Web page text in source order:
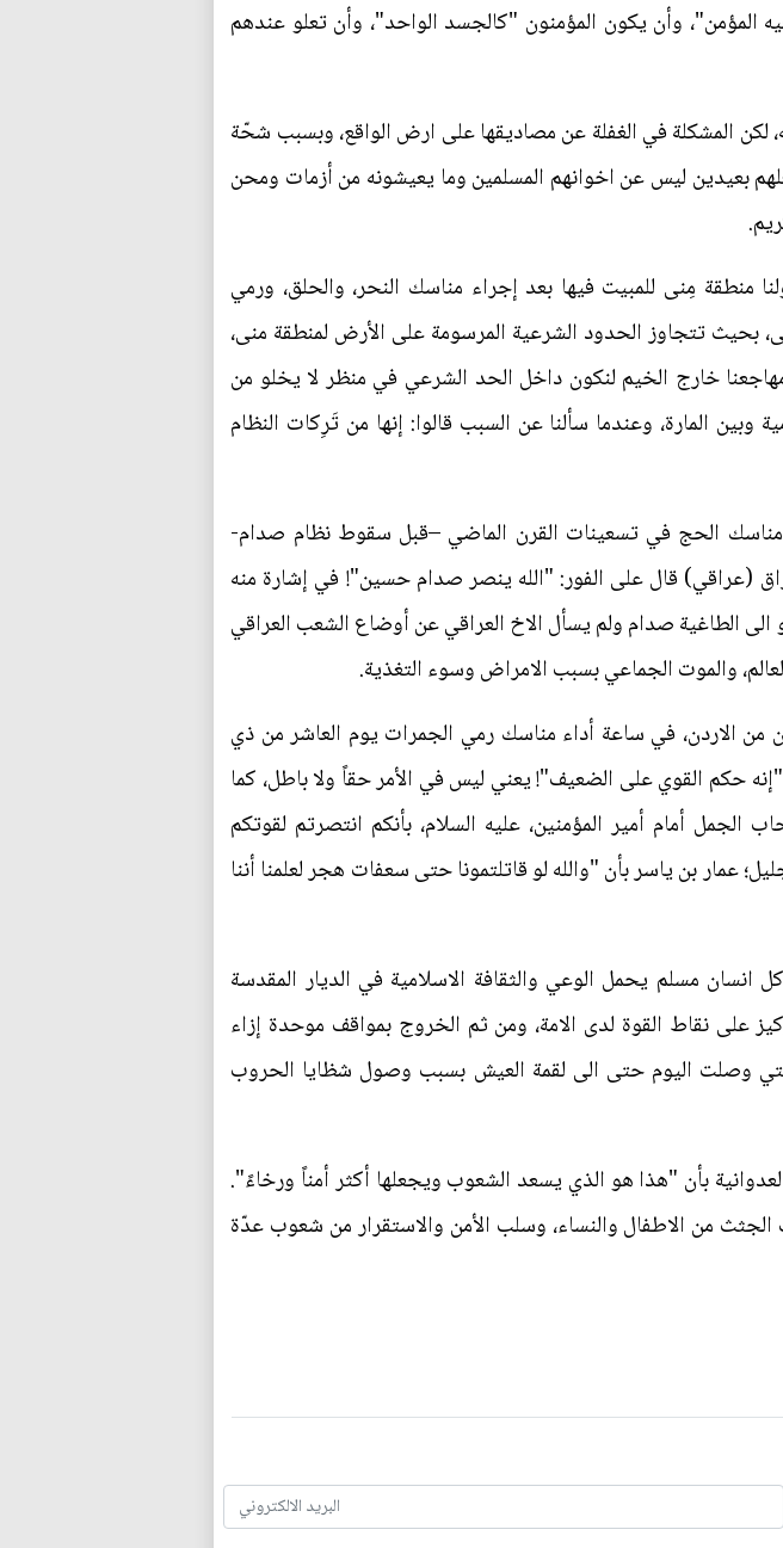
المؤمن"، وأن يكون المؤمنون "كالجسد الواحد"، وأن تعلو عندهم
لكن المشكلة في الغفلة عن مصاديقها على ارض الواقع، وبسبب شحّة
بعيدين ليس عن اخوانهم المسلمين وما يعيشونه من أزمات ومحن
وصولنا منطقة مِنى للمبيت فيها بعد إجراء مناسك النحر، والحلق، ورمي
بحيث تتجاوز الحدود الشرعية المرسومة على الأرض لمنطقة منى،
خارج الخيم لنكون داخل الحد الشرعي في منظر لا يخلو من
المارة، وعندما سألنا عن السبب قالوا: إنها من تَرِكات النظام
مناسك الحج في تسعينات القرن الماضي –قبل سقوط نظام صدام-
(عراقي) قال على الفور: "الله ينصر صدام حسين"! في إشارة منه
الى الطاغية صدام ولم يسأل الاخ العراقي عن أوضاع الشعب العراقي
والموت الجماعي بسبب الامراض وسوء التغذية.
من الاردن، في ساعة أداء مناسك رمي الجمرات يوم العاشر من ذي
حكم القوي على الضعيف"! يعني ليس في الأمر حقاً ولا باطل، كما
أمام أمير المؤمنين، عليه السلام، بأنكم انتصرتم لقوتكم
عمار بن ياسر بأن "والله لو قاتلتمونا حتى سعفات هجر لعلمنا أننا
انسان مسلم يحمل الوعي والثقافة الاسلامية في الديار المقدسة
على نقاط القوة لدى الامة، ومن ثم الخروج بمواقف موحدة إزاء
وصلت اليوم حتى الى لقمة العيش بسبب وصول شظايا الحروب
بأن "هذا هو الذي يسعد الشعوب ويجعلها أكثر أمناً ورخاءً".
الجثث من الاطفال والنساء، وسلب الأمن والاستقرار من شعوب عدّة